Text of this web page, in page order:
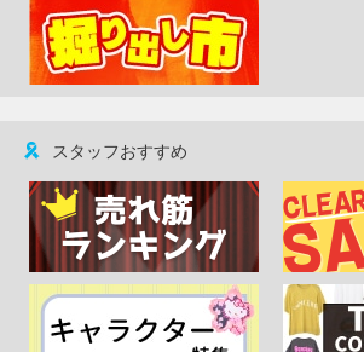
スタッフおすすめ